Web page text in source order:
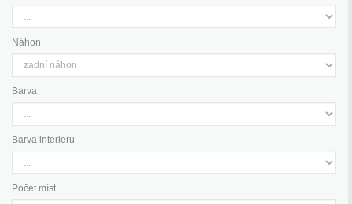
Náhon
Barva
Barva interieru
Počet míst